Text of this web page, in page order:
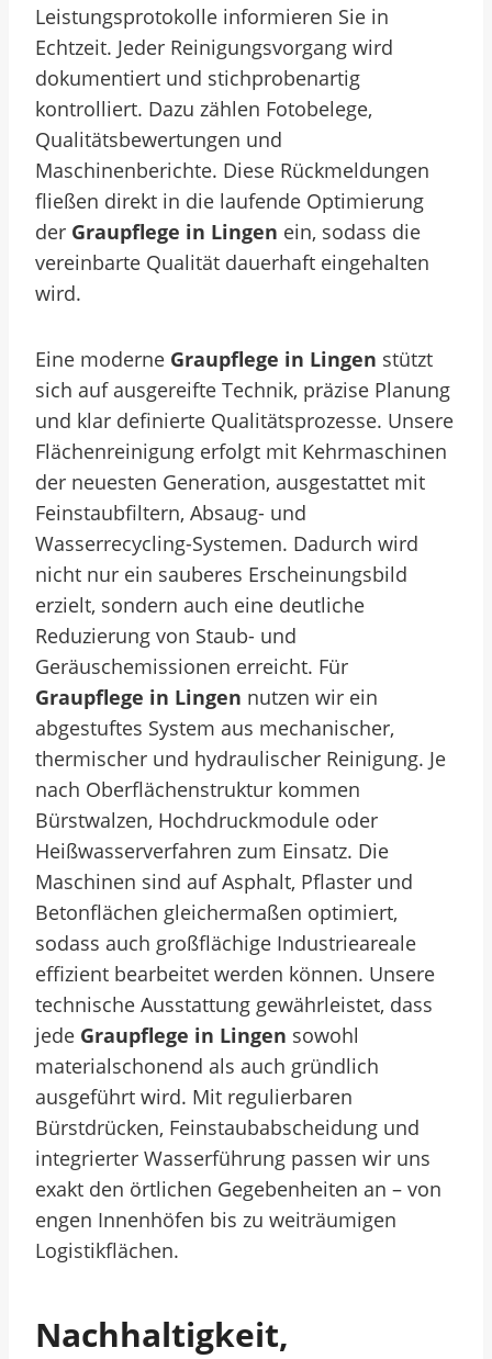
Leistungsprotokolle informieren Sie in
Echtzeit. Jeder Reinigungsvorgang wird
dokumentiert und stichprobenartig
kontrolliert. Dazu zählen Fotobelege,
Qualitätsbewertungen und
Maschinenberichte. Diese Rückmeldungen
fließen direkt in die laufende Optimierung
der Graupflege in Lingen ein, sodass die
vereinbarte Qualität dauerhaft eingehalten
wird.
Eine moderne Graupflege in Lingen stützt
sich auf ausgereifte Technik, präzise Planung
und klar definierte Qualitätsprozesse. Unsere
Flächenreinigung erfolgt mit Kehrmaschinen
der neuesten Generation, ausgestattet mit
Feinstaubfiltern, Absaug- und
Wasserrecycling-Systemen. Dadurch wird
nicht nur ein sauberes Erscheinungsbild
erzielt, sondern auch eine deutliche
Reduzierung von Staub- und
Geräuschemissionen erreicht. Für
Graupflege in Lingen nutzen wir ein
abgestuftes System aus mechanischer,
thermischer und hydraulischer Reinigung. Je
nach Oberflächenstruktur kommen
Bürstwalzen, Hochdruckmodule oder
Heißwasserverfahren zum Einsatz. Die
Maschinen sind auf Asphalt, Pflaster und
Betonflächen gleichermaßen optimiert,
sodass auch großflächige Industrieareale
effizient bearbeitet werden können. Unsere
technische Ausstattung gewährleistet, dass
jede Graupflege in Lingen sowohl
materialschonend als auch gründlich
ausgeführt wird. Mit regulierbaren
Bürstdrücken, Feinstaubabscheidung und
integrierter Wasserführung passen wir uns
exakt den örtlichen Gegebenheiten an – von
engen Innenhöfen bis zu weiträumigen
Logistikflächen.
Nachhaltigkeit,